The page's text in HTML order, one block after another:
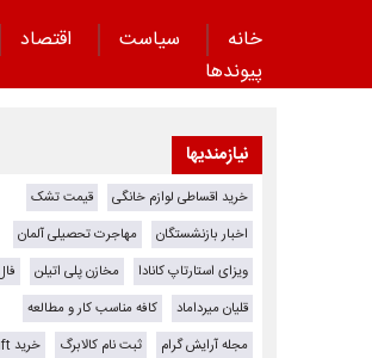
خانه سیاست اقتصاد
پیوند‌ها
نیازمندیها
خرید اقساطی لوازم خانگی
قیمت تشک
اخبار بازنشستگان
مهاجرت تحصیلی آلمان
ویزای استارتاپ کانادا
مخازن پلی اتیلن
قلیان میرداماد
کافه مناسب کار و مطالعه
مجله آرایش گرام
ثبت نام کالابرگ
خرید nft